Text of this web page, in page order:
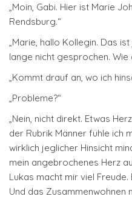
„Moin, Gabi. Hier ist Marie
Rendsburg.“
„Marie, hallo Kollegin. Das
lange nicht gesprochen. Wie
„Kommt drauf an, wo ich
„Probleme?“
„Nein, nicht direkt. Etwas
der Rubrik Männer fühle ich
wirklich jeglicher Hinsicht
mein angebrochenes Herz
Lukas macht mir viel
Und das